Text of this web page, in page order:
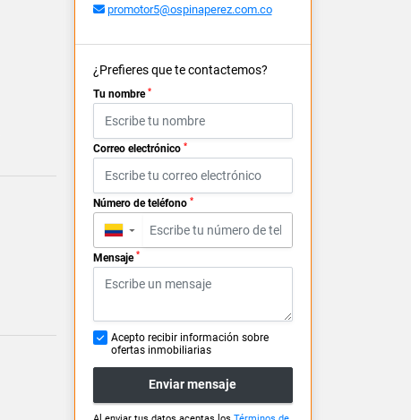
promotor5@ospinaperez.com.co
¿Prefieres que te contactemos?
Tu nombre *
Correo electrónico *
Número de teléfono *
▼
Mensaje *
Acepto recibir información sobre
ofertas inmobiliarias
Enviar mensaje